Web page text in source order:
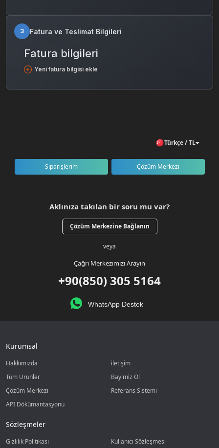
3 Fatura ve Teslimat Bilgileri
Fatura bilgileri
Yeni fatura bilgisi ekle
Türkçe / TL
Siparişlerim Çözüm Merkezi
Aklınıza takılan bir soru mu var?
Çözüm Merkezine Bağlanın
veya
Çağrı Merkezimizi Arayın
+90(850) 305 5164
WhatsApp Destek
Kurumsal
Hakkımızda
iletişim
Tüm Ürünler
Bayimiz Ol
Çözüm Merkezi
Referans Sistemi
API Dökümantasyonu
Sözleşmeler
Gizlilik Politikası
Kullanıcı Sözleşmesi